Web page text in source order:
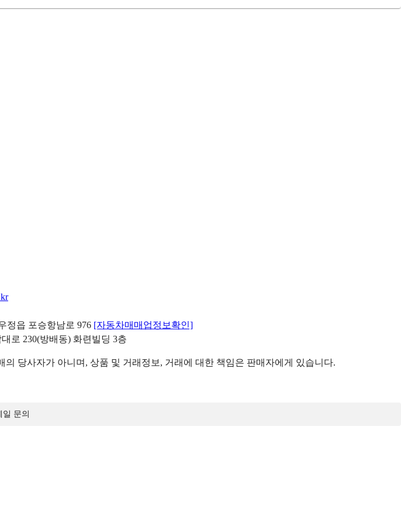
정읍 포승항남로 976 [자동차매매업정보확인]
로 230(방배동) 화련빌딩 3층
당사자가 아니며, 상품 및 거래정보, 거래에 대한 책임은 판매자에게 있습니다.
일 문의